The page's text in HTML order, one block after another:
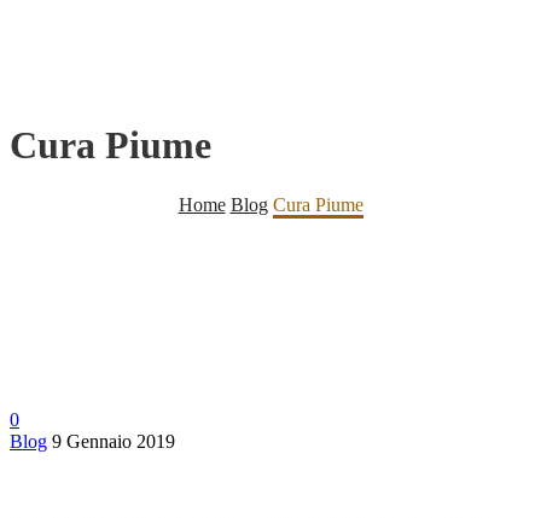
Cura Piume
Home Blog Cura Piume
0
Blog 9 Gennaio 2019